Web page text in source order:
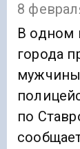
8
В одном
города
по